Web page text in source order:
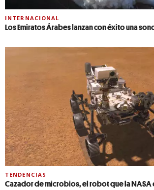
INTERNACIONAL
Los Emiratos Árabes lanzan con éxito una
TENDENCIAS
Cazador de microbios, el robot que la NASA